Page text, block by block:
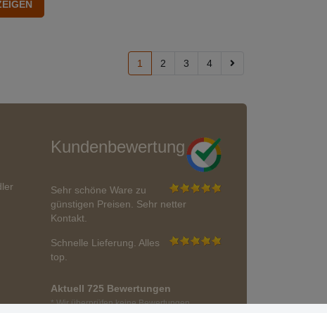
1 2 3 4
Kundenbewertung
Sehr schöne Ware zu
günstigen Preisen. Sehr netter
Kontakt.
Schnelle Lieferung. Alles
top.
Aktuell 725 Bewertungen
* Wir überprüfen keine Bewertungen